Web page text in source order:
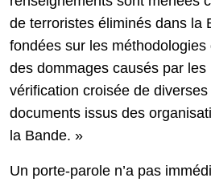
de terroristes éliminés dans la
fondées sur les méthodologies
des dommages causés par les
vérification croisée de
documents issus des
la Bande. »
Un porte-parole n’a pas